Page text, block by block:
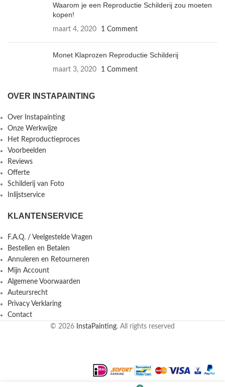
Waarom je een Reproductie Schilderij zou moeten
kopen!
maart 4, 2020 1 Comment
Monet Klaprozen Reproductie Schilderij
maart 3, 2020 1 Comment
OVER INSTAPAINTING
Over Instapainting
Onze Werkwijze
Het Reproductieproces
Voorbeelden
Reviews
Offerte
Schilderij van Foto
Inlijstservice
KLANTENSERVICE
F.A.Q. / Veelgestelde Vragen
Bestellen en Betalen
Annuleren en Retourneren
Mijn Account
Algemene Voorwaarden
Auteursrecht
Privacy Verklaring
Contact
© 2026
InstaPainting. All rights reserved